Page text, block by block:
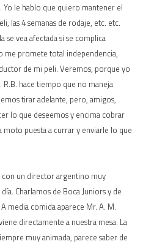
le hablo que quiero mantener el
las 4 semanas de rodaje, etc. etc.
se vea afectada si se complica
me promete total independencia,
de mi peli. Veremos, porque yo
hace tiempo que no maneja
tirar adelante, pero, amigos,
lo que deseemos y encima cobrar
puesta a currar y enviarle lo que
un director argentino muy
Charlamos de Boca Juniors y de
media comida aparece Mr. A. M.
directamente a nuestra mesa. La
muy animada, parece saber de